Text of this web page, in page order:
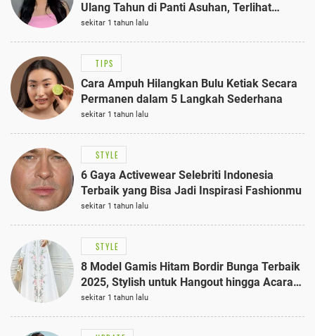
Ulang Tahun di Panti Asuhan, Terlihat
Anggun dengan Kaftan Cokelat
sekitar 1 tahun lalu
TIPS
Cara Ampuh Hilangkan Bulu Ketiak Secara
Permanen dalam 5 Langkah Sederhana
sekitar 1 tahun lalu
STYLE
6 Gaya Activewear Selebriti Indonesia
Terbaik yang Bisa Jadi Inspirasi Fashionmu
sekitar 1 tahun lalu
STYLE
8 Model Gamis Hitam Bordir Bunga Terbaik
2025, Stylish untuk Hangout hingga Acara
Semi-Formal
sekitar 1 tahun lalu